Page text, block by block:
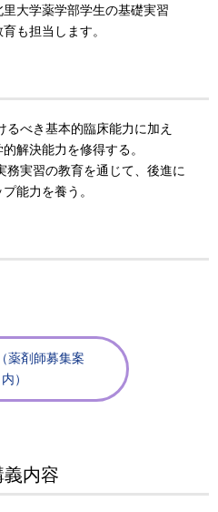
大学薬学部学生の基礎実習
も担当します。
べき基本的臨床能力に加え
解決能力を修得する。
実習の教育を通じて、後進に
能力を養う。
薬剤師募集案
内）
内容